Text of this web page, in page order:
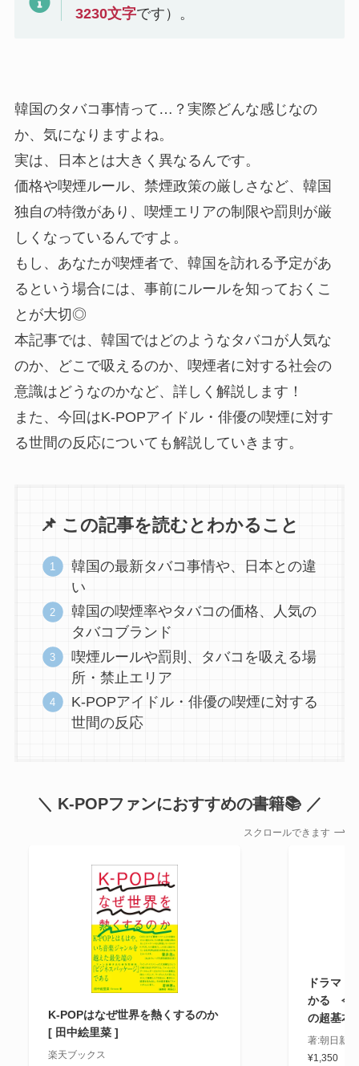
3230文字です）。
韓国のタバコ事情って…？実際どんな感じなの
か、気になりますよね。
実は、日本とは大きく異なるんです。
価格や喫煙ルール、禁煙政策の厳しさなど、韓国
独自の特徴があり、喫煙エリアの制限や罰則が厳
しくなっているんですよ。
もし、あなたが喫煙者で、韓国を訪れる予定があ
るという場合には、事前にルールを知っておくこ
とが大切◎
本記事では、韓国ではどのようなタバコが人気な
のか、どこで吸えるのか、喫煙者に対する社会の
意識はどうなのかなど、詳しく解説します！
また、今回はK-POPアイドル・俳優の喫煙に対す
る世間の反応についても解説していきます。
📌 この記事を読むとわかること
韓国の最新タバコ事情や、日本との違
い
韓国の喫煙率やタバコの価格、人気の
タバコブランド
喫煙ルールや罰則、タバコを吸える場
所・禁止エリア
K-POPアイドル・俳優の喫煙に対する
世間の反応
＼ K-POPファンにおすすめの書籍📚 ／
スクロールできます
K-POPはなぜ世界を熱くするのか
[ 田中絵里菜 ]
楽天ブックス
ドラマ・
かる 今
の超基本
著:朝日新
¥1,350